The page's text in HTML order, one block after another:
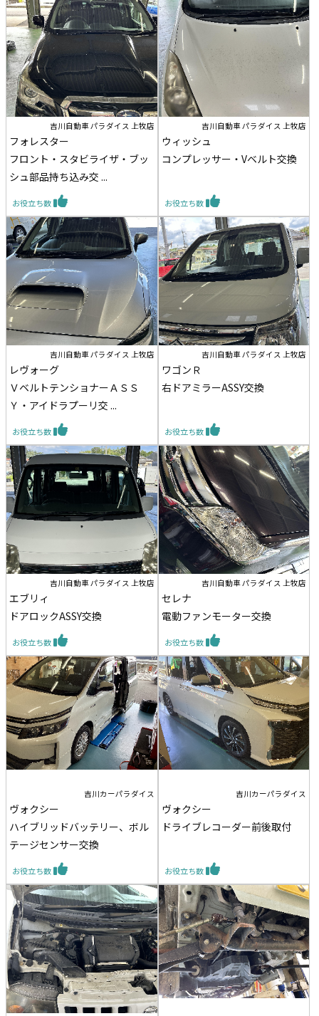
吉川自動車 パラダイス 上牧店
フォレスター
フロント・スタビライザ・ブッ
シュ部品持ち込み交 ...
お役立ち数
吉川自動車 パラダイス 上牧店
ウィッシュ
コンプレッサー・Vベルト交換
お役立ち数
吉川自動車 パラダイス 上牧店
レヴォーグ
ＶベルトテンショナーＡＳＳ
Ｙ・アイドラプーリ交 ...
お役立ち数
吉川自動車 パラダイス 上牧店
ワゴンＲ
右ドアミラーASSY交換
お役立ち数
吉川自動車 パラダイス 上牧店
エブリィ
ドアロックASSY交換
お役立ち数
吉川自動車 パラダイス 上牧店
セレナ
電動ファンモーター交換
お役立ち数
吉川カーパラダイス
ヴォクシー
ハイブリッドバッテリー、ボル
テージセンサー交換
お役立ち数
吉川カーパラダイス
ヴォクシー
ドライブレコーダー前後取付
お役立ち数